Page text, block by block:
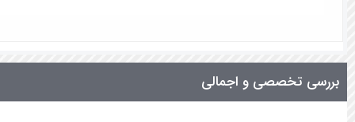
بررسی تخصصی و اجمالی